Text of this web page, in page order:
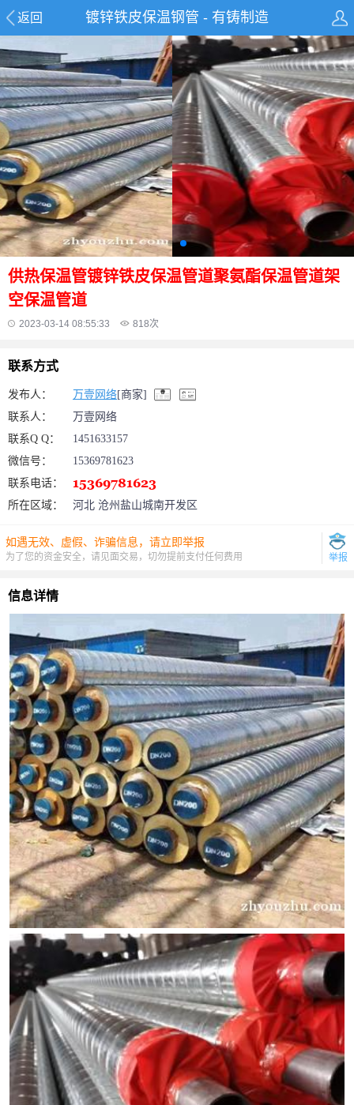
返回 镀锌铁皮保温钢管 - 有铸制造
供热保温管镀锌铁皮保温管道聚氨酯保温管道架
空保温管道
2023-03-14 08:55:33 818次
联系方式
发布人： 万壹网络[商家]
联系人：
万壹网络
联系Q Q：
1451633157
微信号：
15369781623
联系电话：
所在区域：
河北 沧州盐山城南开发区
如遇无效、虚假、诈骗信息，请立即举报
为了您的资金安全，请见面交易，切勿提前支付任何费用 举报
信息详情